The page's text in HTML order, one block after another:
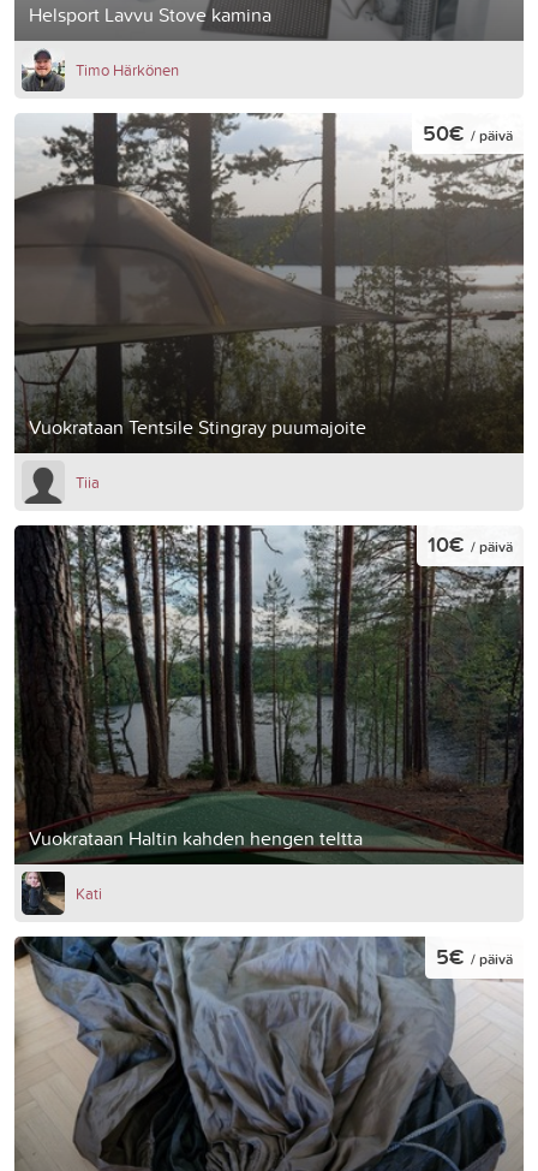
Helsport Lavvu Stove kamina
Timo Härkönen
Vuokrataan Tentsile Stingray puumajoite
50€ / päivä
Tiia
Vuokrataan Haltin kahden hengen teltta
10€ / päivä
Kati
5€ / päivä